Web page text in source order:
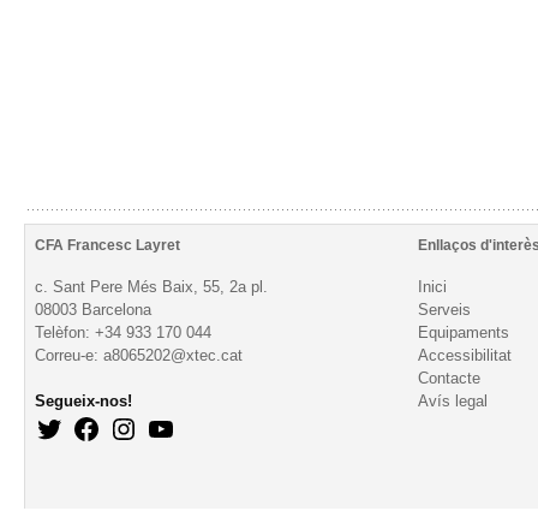
CFA Francesc Layret Enllaços
c. Sant Pere Més Baix, 55, 2a pl.
08003 Barcelona
Telèfon: +34 933 170 044
Correu-e: a8065202@xtec.cat
Segueix-nos!
Inici
Serveis
Equipaments
Accessibilitat
Contacte
Avís legal